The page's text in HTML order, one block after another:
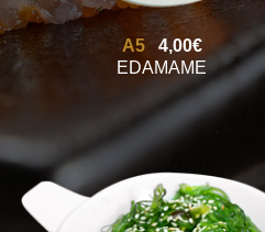
A54,00€
EDAMAME